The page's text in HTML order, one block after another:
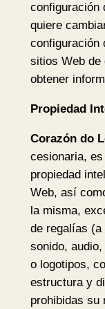
configuración
quiere
configuración
sitios Web de
obtener
Propiedad
Corazón do
cesionaria,
propiedad
Web, así
la misma,
de regalías (a
sonido,
o logotipos,
estructura y
prohibidas su